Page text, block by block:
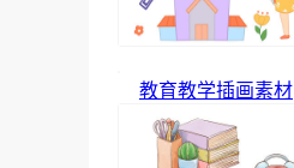
教育教学插画素材